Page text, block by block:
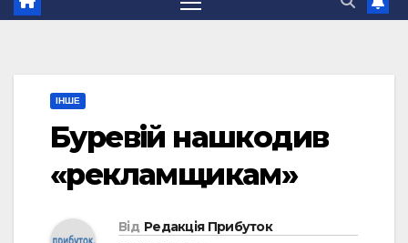
ІНШЕ
Буревій нашкодив
«рекламщикам»
Від Редакція Прибуток